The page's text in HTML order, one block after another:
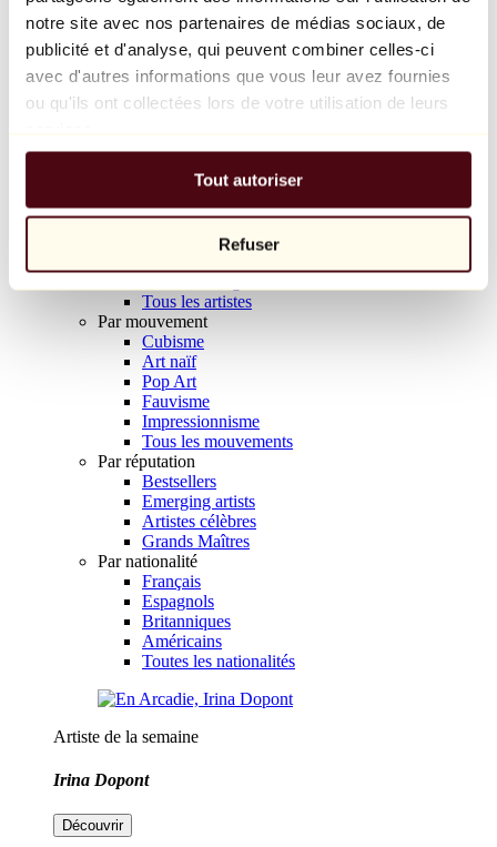
notre site avec nos partenaires de médias sociaux, de
publicité et d'analyse, qui peuvent combiner celles-ci
avec d'autres informations que vous leur avez fournies
ou qu'ils ont collectées lors de votre utilisation de leurs
Tout autoriser
Refuser
Balloon Dog (Orange)
Jeff Koons
10 000 €
Parcourir
Tous les sculpteurs
Tous les photographes
Tous les artistes
Par mouvement
Cubisme
Art naïf
Pop Art
Fauvisme
Impressionnisme
Tous les mouvements
Par réputation
Bestsellers
Emerging artists
Artistes célèbres
Grands Maîtres
Par nationalité
Français
Espagnols
Britanniques
Américains
Toutes les nationalités
Artiste de la semaine
Irina Dopont
Découvrir